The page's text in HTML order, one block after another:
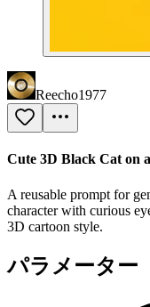
Reecho1977
Cute 3D Black Cat on
A reusable prompt for
character with curious
3D cartoon style.
パラメーター